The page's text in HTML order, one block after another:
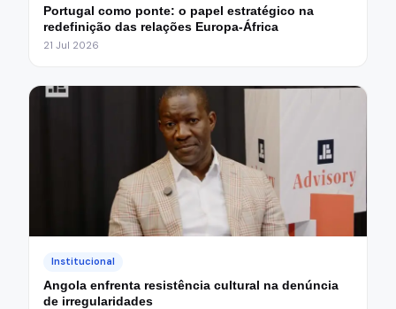
Portugal como ponte: o papel estratégico na
redefinição das relações Europa-África
21 Jul 2026
Institucional
Angola enfrenta resistência cultural na denúncia
de irregularidades